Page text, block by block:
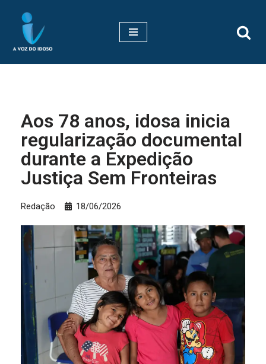
Pular
para
Aos 78 anos, idosa inicia
regularização documental
durante a Expedição
Justiça Sem Fronteiras
Redação 18/06/2026